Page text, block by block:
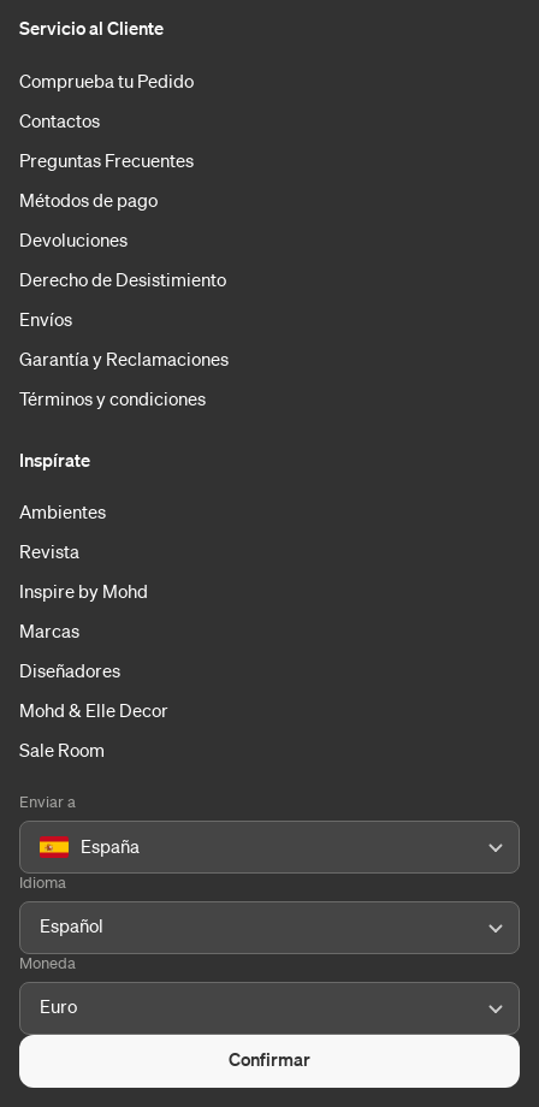
Servicio al Cliente
Comprueba tu Pedido
Contactos
Preguntas Frecuentes
Métodos de pago
Devoluciones
Derecho de Desistimiento
Envíos
Garantía y Reclamaciones
Términos y condiciones
Inspírate
Ambientes
Revista
Inspire by Mohd
Marcas
Diseñadores
Mohd & Elle Decor
Sale Room
Enviar a
España
Idioma
Español
Moneda
Euro
Confirmar